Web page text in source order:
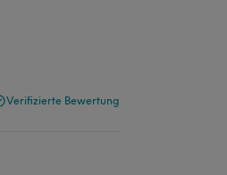
Verifizierte Bewertung